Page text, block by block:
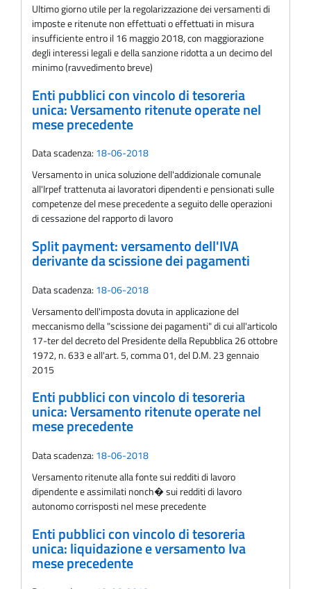
Ultimo giorno utile per la regolarizzazione dei versamenti di
imposte e ritenute non effettuati o effettuati in misura
insufficiente entro il 16 maggio 2018, con maggiorazione
degli interessi legali e della sanzione ridotta a un decimo del
minimo (ravvedimento breve)
Enti pubblici con vincolo di tesoreria
unica: Versamento ritenute operate nel
mese precedente
Data scadenza: 18-06-2018
Versamento in unica soluzione dell'addizionale comunale
all'Irpef trattenuta ai lavoratori dipendenti e pensionati sulle
competenze del mese precedente a seguito delle operazioni
di cessazione del rapporto di lavoro
Split payment: versamento dell'IVA
derivante da scissione dei pagamenti
Data scadenza: 18-06-2018
Versamento dell'imposta dovuta in applicazione del
meccanismo della "scissione dei pagamenti" di cui all'articolo
17-ter del decreto del Presidente della Repubblica 26 ottobre
1972, n. 633 e all'art. 5, comma 01, del D.M. 23 gennaio
2015
Enti pubblici con vincolo di tesoreria
unica: Versamento ritenute operate nel
mese precedente
Data scadenza: 18-06-2018
Versamento ritenute alla fonte sui redditi di lavoro
dipendente e assimilati nonch� sui redditi di lavoro
autonomo corrisposti nel mese precedente
Enti pubblici con vincolo di tesoreria
unica: liquidazione e versamento Iva
mese precedente